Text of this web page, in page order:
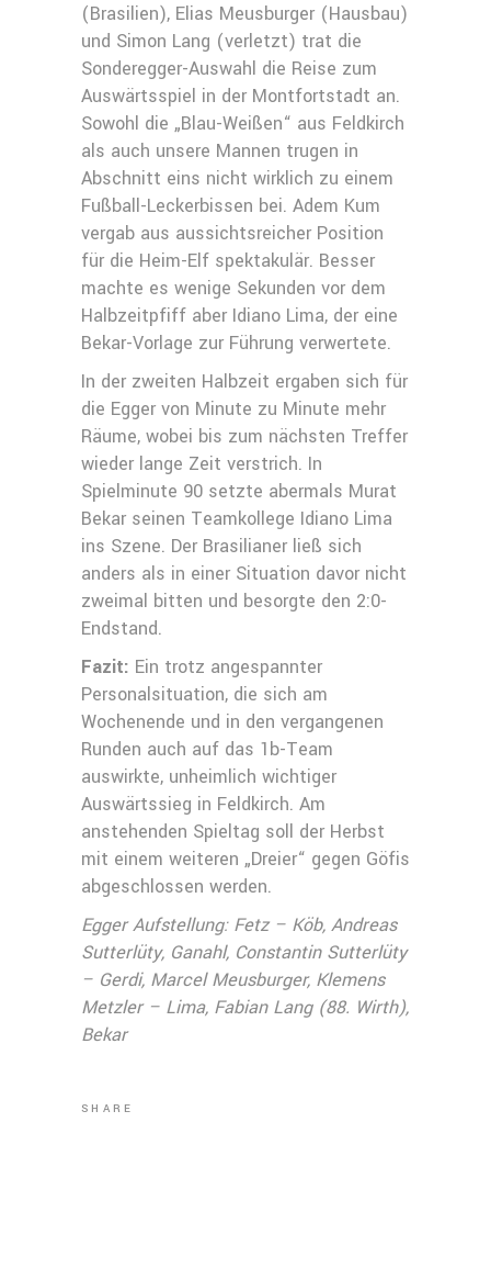
(Brasilien), Elias Meusburger (Hausbau)
und Simon Lang (verletzt) trat die
Sonderegger-Auswahl die Reise zum
Auswärtsspiel in der Montfortstadt an.
Sowohl die „Blau-Weißen“ aus Feldkirch
als auch unsere Mannen trugen in
Abschnitt eins nicht wirklich zu einem
Fußball-Leckerbissen bei. Adem Kum
vergab aus aussichtsreicher Position
für die Heim-Elf spektakulär. Besser
machte es wenige Sekunden vor dem
Halbzeitpfiff aber Idiano Lima, der eine
Bekar-Vorlage zur Führung verwertete.
In der zweiten Halbzeit ergaben sich für
die Egger von Minute zu Minute mehr
Räume, wobei bis zum nächsten Treffer
wieder lange Zeit verstrich. In
Spielminute 90 setzte abermals Murat
Bekar seinen Teamkollege Idiano Lima
ins Szene. Der Brasilianer ließ sich
anders als in einer Situation davor nicht
zweimal bitten und besorgte den 2:0-
Endstand.
Fazit: Ein trotz angespannter
Personalsituation, die sich am
Wochenende und in den vergangenen
Runden auch auf das 1b-Team
auswirkte, unheimlich wichtiger
Auswärtssieg in Feldkirch. Am
anstehenden Spieltag soll der Herbst
mit einem weiteren „Dreier“ gegen Göfis
abgeschlossen werden.
Egger Aufstellung: Fetz – Köb, Andreas
Sutterlüty, Ganahl, Constantin Sutterlüty
– Gerdi, Marcel Meusburger, Klemens
Metzler – Lima, Fabian Lang (88. Wirth),
Bekar
SHARE